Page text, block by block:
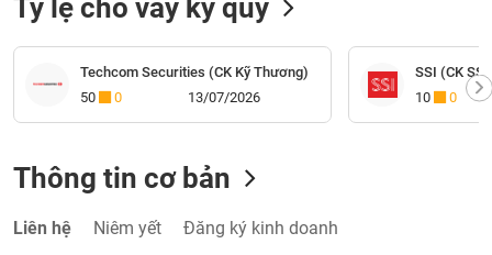
Tỷ lệ cho vay ký quỹ
Techcom Securities (CK Kỹ Thương)
50
0 13/07/2026
SSI (CK
10
0
Thông tin cơ bản
Liên hệ Niêm yết Đăng ký kinh doanh